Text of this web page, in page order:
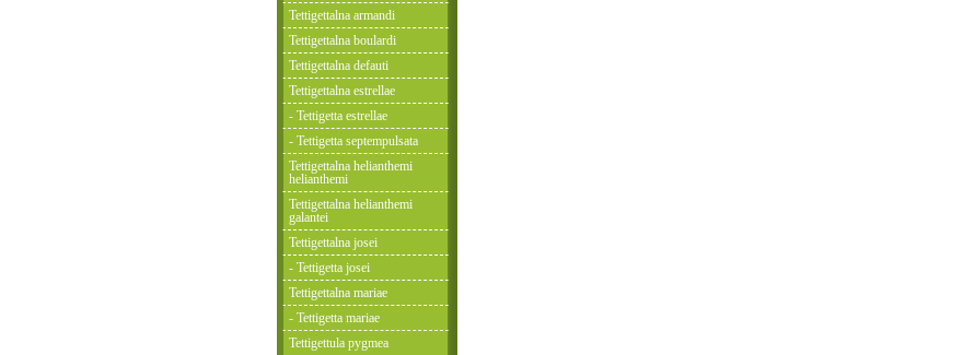
Tettigettalna armandi
Tettigettalna boulardi
Tettigettalna defauti
Tettigettalna estrellae
- Tettigetta estrellae
- Tettigetta septempulsata
Tettigettalna helianthemi
helianthemi
Tettigettalna helianthemi
galantei
Tettigettalna josei
- Tettigetta josei
Tettigettalna mariae
- Tettigetta mariae
Tettigettula pygmea